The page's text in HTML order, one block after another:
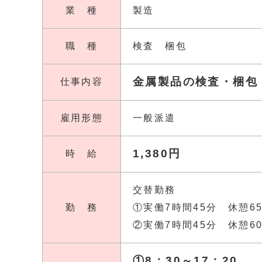
業 種 製造
職 種 検査 梱包
仕事内容 金属製品の検査・梱包
雇用形態 一般派遣
時 給 1,380円
勤 務
交替勤務
①実働7時間45分 休憩65
②実働7時間45分 休憩60